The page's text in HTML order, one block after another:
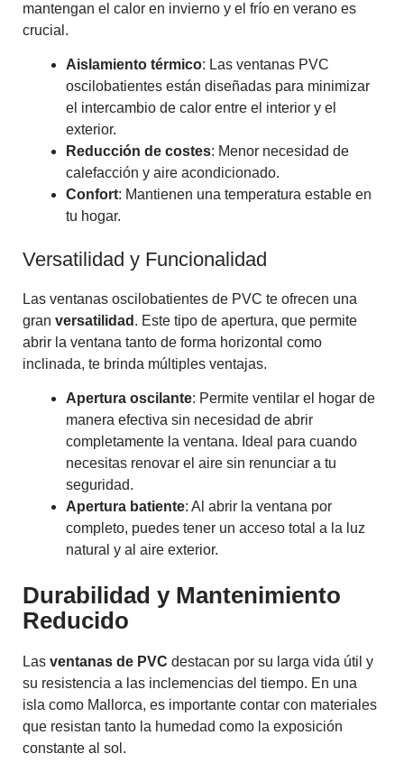
mantengan el calor en invierno y el frío en verano es
crucial.
Aislamiento térmico: Las ventanas PVC
oscilobatientes están diseñadas para minimizar
el intercambio de calor entre el interior y el
exterior.
Reducción de costes: Menor necesidad de
calefacción y aire acondicionado.
Confort: Mantienen una temperatura estable en
tu hogar.
Versatilidad y Funcionalidad
Las ventanas oscilobatientes de PVC te ofrecen una
gran versatilidad . Este tipo de apertura, que permite
abrir la ventana tanto de forma horizontal como
inclinada, te brinda múltiples ventajas.
Apertura oscilante: Permite ventilar el hogar de
manera efectiva sin necesidad de abrir
completamente la ventana. Ideal para cuando
necesitas renovar el aire sin renunciar a tu
seguridad.
Apertura batiente: Al abrir la ventana por
completo, puedes tener un acceso total a la luz
natural y al aire exterior.
Durabilidad y Mantenimiento
Reducido
Las ventanas de PVC destacan por su larga vida útil y
su resistencia a las inclemencias del tiempo. En una
isla como Mallorca, es importante contar con materiales
que resistan tanto la humedad como la exposición
constante al sol.